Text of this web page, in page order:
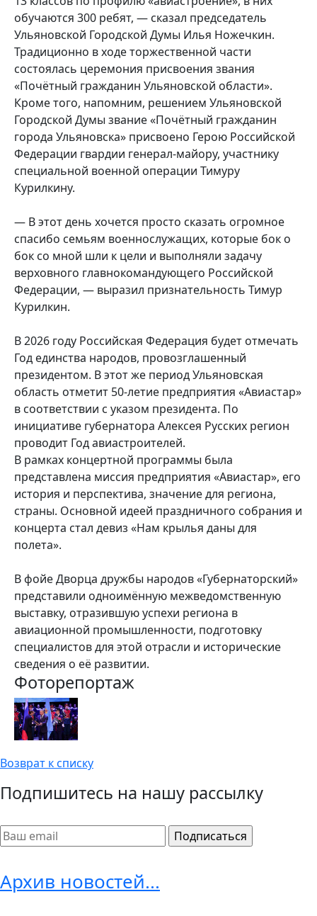
обучаются 300 ребят, — сказал председатель
Ульяновской Городской Думы Илья Ножечкин.
Традиционно в ходе торжественной части
состоялась церемония присвоения звания
«Почётный гражданин Ульяновской области».
Кроме того, напомним, решением Ульяновской
Городской Думы звание «Почётный гражданин
города Ульяновска» присвоено Герою Российской
Федерации гвардии генерал-майору, участнику
специальной военной операции Тимуру
Курилкину.
— В этот день хочется просто сказать огромное
спасибо семьям военнослужащих, которые бок о
бок со мной шли к цели и выполняли задачу
верховного главнокомандующего Российской
Федерации, — выразил признательность Тимур
Курилкин.
В 2026 году Российская Федерация будет отмечать
Год единства народов, провозглашенный
президентом. В этот же период Ульяновская
область отметит 50-летие предприятия «Авиастар»
в соответствии с указом президента. По
инициативе губернатора Алексея Русских регион
проводит Год авиастроителей.
В рамках концертной программы была
представлена миссия предприятия «Авиастар», его
история и перспектива, значение для региона,
страны. Основной идеей праздничного собрания и
концерта стал девиз «Нам крылья даны для
полета».
В фойе Дворца дружбы народов «Губернаторский»
представили одноимённую межведомственную
выставку, отразившую успехи региона в
авиационной промышленности, подготовку
специалистов для этой отрасли и исторические
сведения о её развитии.
Фоторепортаж
Возврат к списку
Подпишитесь на нашу рассылку
Архив новостей...